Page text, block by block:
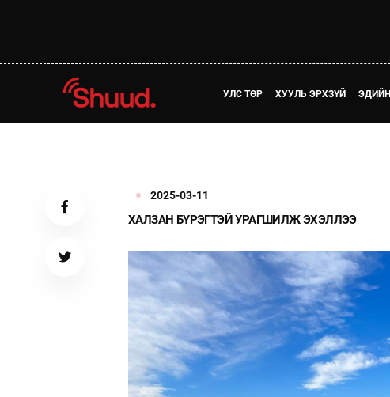
УЛС ТӨР ХУУЛЬ ЭРХЗҮЙ
2025-03-11
ХАЛЗАН БҮРЭГТЭЙ УРАГШИЛЖ ЭХЭЛЛЭЭ